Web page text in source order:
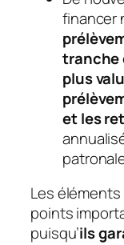
financer
tranche
plus
et les
Les
points
puisqu’ils